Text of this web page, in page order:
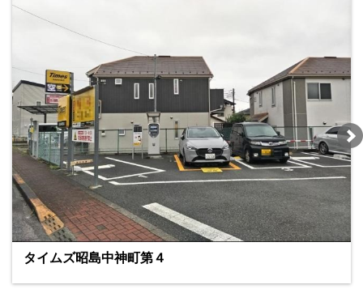
タイムズ昭島中神町第４